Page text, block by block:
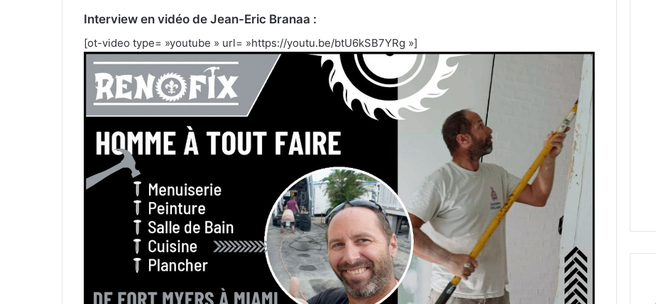
Interview en vidéo de Jean-Eric Branaa :
[ot-video type= »youtube » url= »https://youtu.be/btU6kSB7YRg »]